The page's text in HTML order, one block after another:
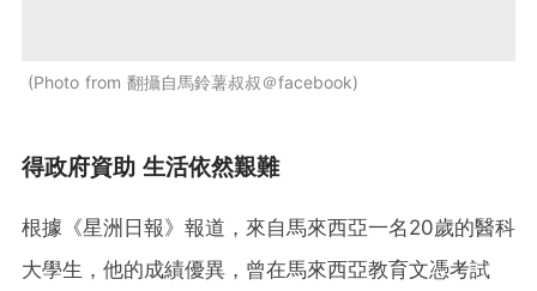
Photo from 翻攝自馬鈴薯叔叔＠facebook
得政府資助 生活依然艱難
根據《星洲日報》報道，來自馬來西亞一名20歲的醫科
大學生，他的成績優異，曾在馬來西亞教育文憑考試